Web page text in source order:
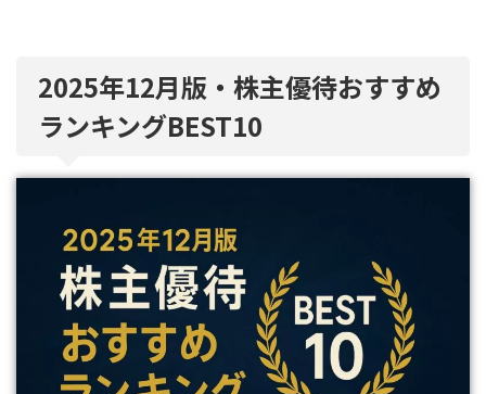
2025年12月版・株主優待おすすめ
ランキングBEST10